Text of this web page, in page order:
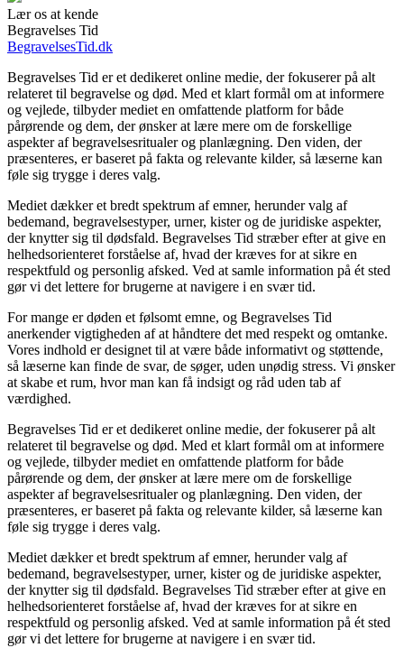
Lær os at kende
Begravelses Tid
BegravelsesTid.dk
Begravelses Tid er et dedikeret online medie, der fokuserer på alt
relateret til begravelse og død. Med et klart formål om at informere
og vejlede, tilbyder mediet en omfattende platform for både
pårørende og dem, der ønsker at lære mere om de forskellige
aspekter af begravelsesritualer og planlægning. Den viden, der
præsenteres, er baseret på fakta og relevante kilder, så læserne kan
føle sig trygge i deres valg.
Mediet dækker et bredt spektrum af emner, herunder valg af
bedemand, begravelsestyper, urner, kister og de juridiske aspekter,
der knytter sig til dødsfald. Begravelses Tid stræber efter at give en
helhedsorienteret forståelse af, hvad der kræves for at sikre en
respektfuld og personlig afsked. Ved at samle information på ét sted
gør vi det lettere for brugerne at navigere i en svær tid.
For mange er døden et følsomt emne, og Begravelses Tid
anerkender vigtigheden af at håndtere det med respekt og omtanke.
Vores indhold er designet til at være både informativt og støttende,
så læserne kan finde de svar, de søger, uden unødig stress. Vi ønsker
at skabe et rum, hvor man kan få indsigt og råd uden tab af
værdighed.
Begravelses Tid er et dedikeret online medie, der fokuserer på alt
relateret til begravelse og død. Med et klart formål om at informere
og vejlede, tilbyder mediet en omfattende platform for både
pårørende og dem, der ønsker at lære mere om de forskellige
aspekter af begravelsesritualer og planlægning. Den viden, der
præsenteres, er baseret på fakta og relevante kilder, så læserne kan
føle sig trygge i deres valg.
Mediet dækker et bredt spektrum af emner, herunder valg af
bedemand, begravelsestyper, urner, kister og de juridiske aspekter,
der knytter sig til dødsfald. Begravelses Tid stræber efter at give en
helhedsorienteret forståelse af, hvad der kræves for at sikre en
respektfuld og personlig afsked. Ved at samle information på ét sted
gør vi det lettere for brugerne at navigere i en svær tid.